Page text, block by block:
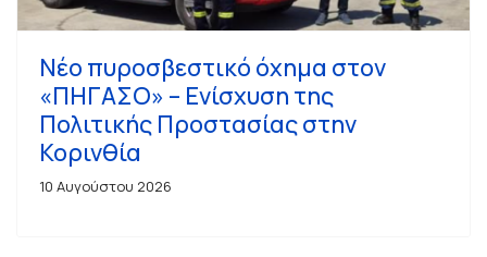
Νέο πυροσβεστικό όχημα στον
«ΠΗΓΑΣΟ» – Ενίσχυση της
Πολιτικής Προστασίας στην
Κορινθία
10 Αυγούστου 2026